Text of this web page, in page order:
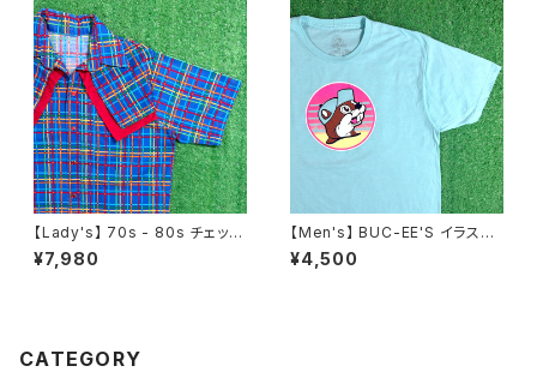
【Lady's】 70s - 80s チェック
ウエスタン デザイン シャツ / 7
0年代 80年代 古着 レディース
¥7,980
【Men's】 BUC-EE'S イラスト
Tシャツ / バッキーズ ティーシャ
ツ T-Shirt 古着 2274
¥4,500
CATEGORY